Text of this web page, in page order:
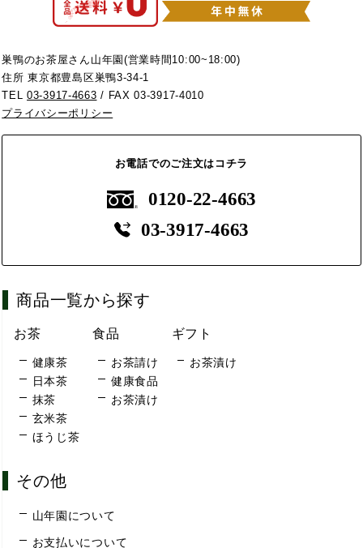
巣鴨のお茶屋さん山年園(営業時間10:00~18:00)
住所 東京都豊島区巣鴨3-34-1
TEL03-3917-4663 / FAX 03-3917-4010
プライバシーポリシー
お電話でのご注文はコチラ
0120-22-4663
03-3917-4663
商品一覧から探す
お茶
健康茶
日本茶
抹茶
玄米茶
ほうじ茶
食品
お茶請け
健康食品
お茶漬け
ギフト
お茶漬け
その他
山年園について
お支払いについて